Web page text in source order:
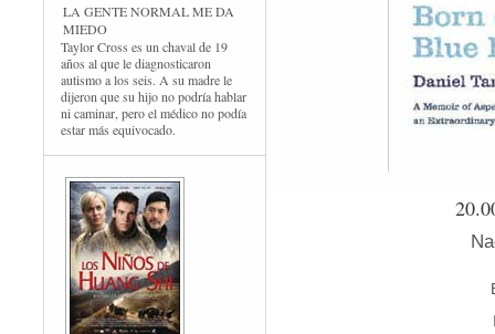
LA GENTE NORMAL ME DA
MIEDO
Taylor Cross es un chaval de 19
años al que le diagnosticaron
autismo a los seis. A su madre le
dijeron que su hijo no podría hablar
ni caminar, pero el médico no podía
estar más equivocado.